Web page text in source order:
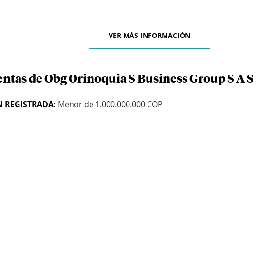
VER MÁS INFORMACIÓN
de Obg Orinoquia S Business Group S A S
REGISTRADA: Menor de 1.000.000.000 COP